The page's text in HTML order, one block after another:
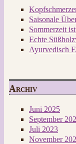
Saisonale
Sommerzeit
Echte
Ayurvedisch
Archiv
Juni 2025
September
Juli 2023
November